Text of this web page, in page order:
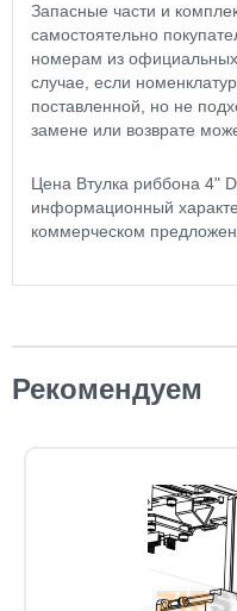
Запасные части и
самостоятельно
номерам из
случае, если
поставленной, но не
замене или возврате
Цена Втулка риббона 4"
информационный
коммерческом
Рекомендуем